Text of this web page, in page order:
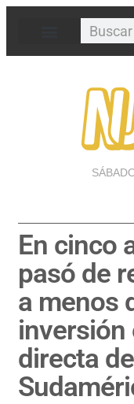
En cinco
pasó de
a menos
inversión
directa